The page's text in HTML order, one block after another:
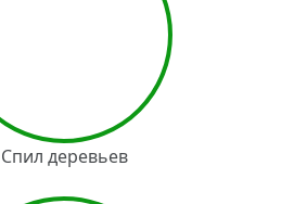
Спил деревьев